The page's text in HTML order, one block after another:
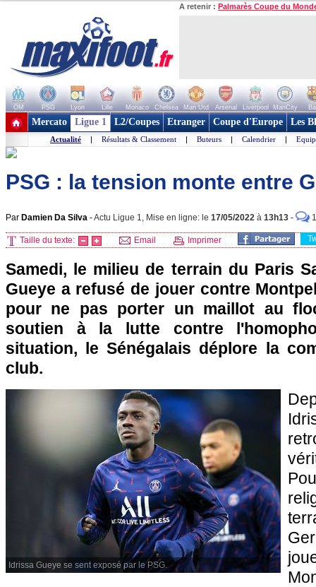
A retenir : Palmarès Coupe du
OM PSG Lyon Lille Monaco Chelsea Man Utd Arsenal Liverpool ManCity
+ de clubs
Mercato Ligue 1 L2/Coupes Etranger Coupe d'Europe Les
Actualité | Résultats & Classement | Buteurs | Calendrier |
PSG : la tension monte entre
Par Damien Da Silva -Actu Ligue 1, Mise en ligne: le 17/05/2022 à 13h13 -
Taille du texte: Email Imprimer
Samedi, le milieu de terrain du Paris
Gueye a refusé de jouer contre
pour ne pas porter un maillot au
soutien à la lutte contre
situation, le Sénégalais déplore la
club.
Idrissa Gueye se sent exposé par le PSG.